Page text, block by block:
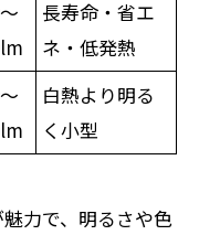
長寿命・省エ
ネ・低発熱
白熱より明る
く小型
力で、明るさや色